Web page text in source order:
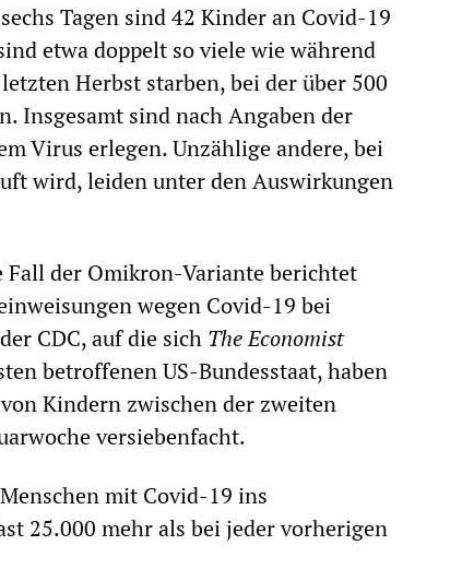
Tagen sind 42 Kinder an Covid-19
etwa doppelt so viele wie während
Herbst starben, bei der über 500
Insgesamt sind nach Angaben der
Virus erlegen. Unzählige andere, bei
wird, leiden unter den Auswirkungen
Fall der Omikron-Variante berichtet
wegen Covid-19 bei
CDC, auf die sich The Economist
betroffenen US-Bundesstaat, haben
Kindern zwischen der zweiten
versiebenfacht.
mit Covid-19 ins
25.000 mehr als bei jeder vorherigen